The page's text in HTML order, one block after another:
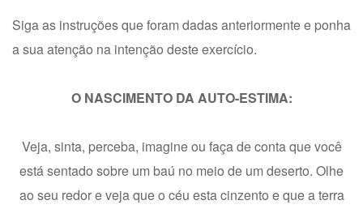
Siga as instruções que foram dadas anteriormente e ponha
a sua atenção na intenção deste exercício.
O NASCIMENTO DA AUTO-ESTIMA:
Veja, sinta, perceba, imagine ou faça de conta que você
está sentado sobre um baú no meio de um deserto. Olhe
ao seu redor e veja que o céu esta cinzento e que a terra